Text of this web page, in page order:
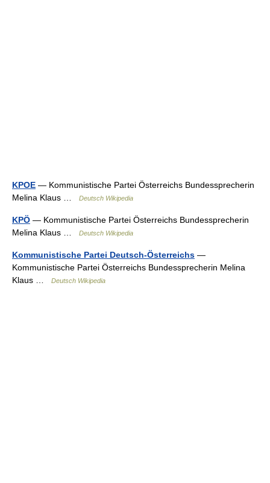
KPOE — Kommunistische Partei Österreichs Bundessprecherin
Melina Klaus …
Deutsch Wikipedia
KPÖ — Kommunistische Partei Österreichs Bundessprecherin
Melina Klaus …
Deutsch Wikipedia
Kommunistische Partei Deutsch-Österreichs —
Kommunistische Partei Österreichs Bundessprecherin Melina
Klaus …
Deutsch Wikipedia